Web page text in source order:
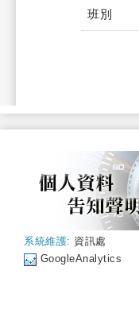
班別
系統維護: 資訊處
GoogleAnalytics